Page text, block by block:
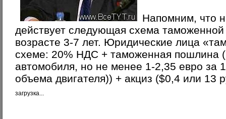
Напомним, что
действует следующая схема
возрасте 3-7 лет. Юридические лица
схеме: 20% НДС + таможенная пошлина
автомобиля, но не менее 1-2,35 евро за
объема двигателя)) + акциз ($0,4 или 13
загрузка...